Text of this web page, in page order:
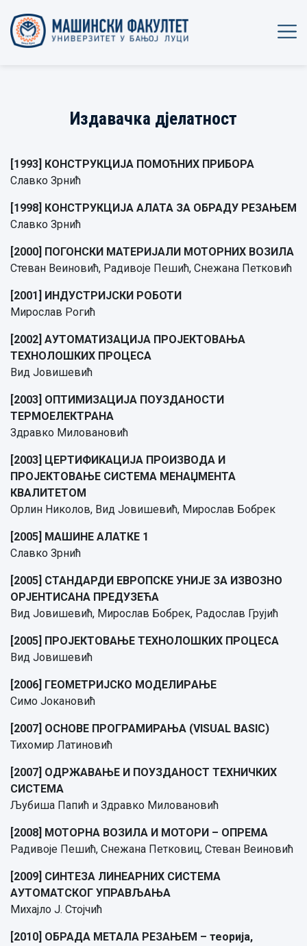
Издавачка дјелатност
[1993] КОНСТРУКЦИЈА ПОМОЋНИХ ПРИБОРА
Славко Зрнић
[1998] КОНСТРУКЦИЈА АЛАТА ЗА ОБРАДУ РЕЗАЊЕМ
Славко Зрнић
[2000] ПОГОНСКИ МАТЕРИЈАЛИ МОТОРНИХ ВОЗИЛА
Стеван Веиновић, Радивоје Пешић, Снежана Петковић
[2001] ИНДУСТРИЈСКИ РОБОТИ
Мирослав Рогић
[2002] АУТОМАТИЗАЦИЈА ПРОЈЕКТОВАЊА
ТЕХНОЛОШКИХ ПРОЦЕСА
Вид Јовишевић
[2003] ОПТИМИЗАЦИЈА ПОУЗДАНОСТИ
ТЕРМОЕЛЕКТРАНА
Здравко Миловановић
[2003] ЦЕРТИФИКАЦИЈА ПРОИЗВОДА И
ПРОЈЕКТОВАЊЕ СИСТЕМА МЕНАЏМЕНТА
КВАЛИТЕТОМ
Орлин Николов, Вид Јовишевић, Мирослав Бобрек
[2005] МАШИНЕ АЛАТКЕ 1
Славко Зрнић
[2005] СТАНДАРДИ ЕВРОПСКЕ УНИЈЕ ЗА ИЗВОЗНО
ОРЈЕНТИСАНА ПРЕДУЗЕЋА
Вид Јовишевић, Мирослав Бобрек, Радослав Грујић
[2005] ПРОЈЕКТОВАЊЕ ТЕХНОЛОШКИХ ПРОЦЕСА
Вид Јовишевић
[2006] ГEOMETРИJСКO MOДEЛИРAЊE
Симо Јокановић
[2007] ОСНОВЕ ПРОГРАМИРАЊА (VISUAL BASIC)
Тихомир Латиновић
[2007] ОДРЖАВАЊЕ И ПОУЗДАНОСТ ТЕХНИЧКИХ
СИСТЕМА
Љубиша Папић и Здравко Миловановић
[2008] МОТОРНА ВОЗИЛА И МОТОРИ – ОПРЕМА
Радивоје Пешић, Снежана Петковиц, Стеван Веиновић
[2009] СИНТЕЗА ЛИНЕАРНИХ СИСТЕМА
АУТОМАТСКОГ УПРАВЉАЊА
Михајло Ј. Стојчић
[2010] ОБРАДА МЕТАЛА РЕЗАЊЕМ – теорија,